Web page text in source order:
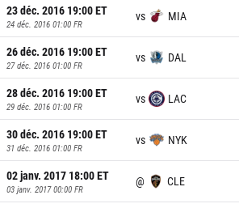
23 déc. 2016 19:00ET
24 déc. 2016 01:00 FR
vs MIA
26 déc. 2016 19:00ET
27 déc. 2016 01:00 FR
vs DAL
28 déc. 2016 19:00ET
29 déc. 2016 01:00 FR
vs LAC
30 déc. 2016 19:00ET
31 déc. 2016 01:00 FR
vs NYK
02 janv. 2017 18:00ET
03 janv. 2017 00:00 FR
@ CLE